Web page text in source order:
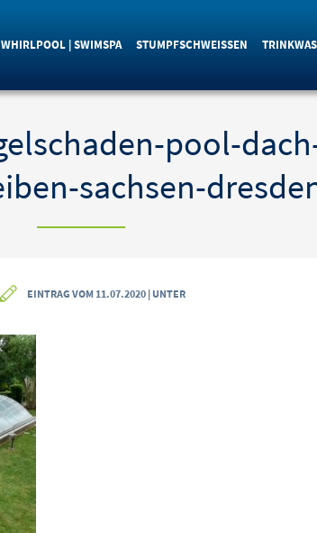
WHIRLPOOL | SWIMSPA STUMPFSCHWEISSEN
pool-
sachsen-
EINTRAG VOM 11.07.2020 | UNTER